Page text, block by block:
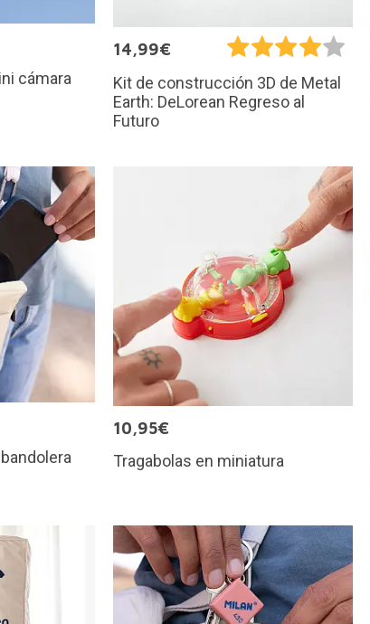
cámara
14,99€
Kit de construcción 3D de Metal
Earth: DeLorean Regreso al
Futuro
10,95€
Tragabolas en miniatura